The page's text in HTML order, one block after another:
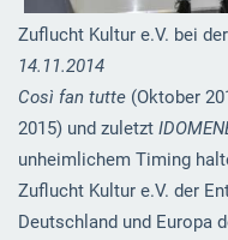
Zuflucht Kultur e.V. bei
14.11.2014
Così fan tutte(Oktober
2015) und zuletzt
unheimlichem Timing
Zuflucht Kultur e.V. der
Deutschland und Europa